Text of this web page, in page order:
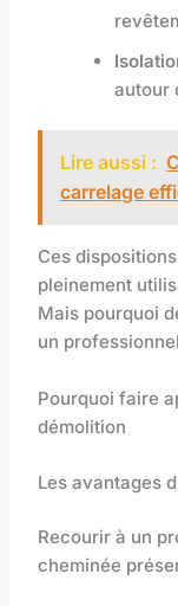
autour
Lire aussi :
carrelage
Ces
pleinement
Mais pourquoi
un
Pourquoi faire
démolition
Les avantages
Recourir à un
cheminée